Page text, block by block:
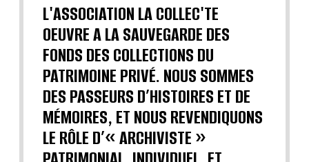
L'ASSOCIATION LA COLLEC'TE
OEUVRE A LA SAUVEGARDE DES
FONDS DES COLLECTIONS DU
PATRIMOINE PRIVÉ. NOUS SOMMES
DES PASSEURS D’HISTOIRES ET DE
MÉMOIRES, ET NOUS REVENDIQUONS
LE RÔLE D’« ARCHIVISTE »